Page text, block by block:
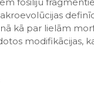
kā par lielām
modifikācijas,